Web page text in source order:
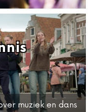
muziek en dans